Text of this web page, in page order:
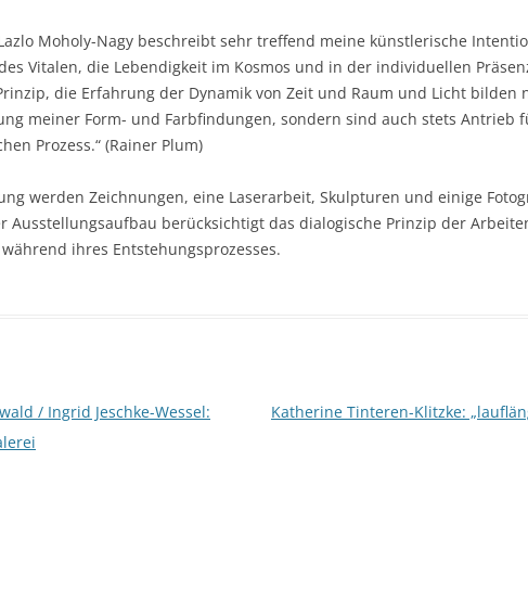
Moholy-Nagy beschreibt sehr treffend meine künstlerische
Vitalen, die Lebendigkeit im Kosmos und in der individuellen
die Erfahrung der Dynamik von Zeit und Raum und Licht bilden
meiner Form- und Farbfindungen, sondern sind auch stets Antrieb
Prozess.“ (Rainer Plum)
werden Zeichnungen, eine Laserarbeit, Skulpturen und einige
Ausstellungsaufbau berücksichtigt das dialogische Prinzip der
ihres Entstehungsprozesses.
/ Ingrid Jeschke-Wessel:
Katherine Tinteren-Klitzke: